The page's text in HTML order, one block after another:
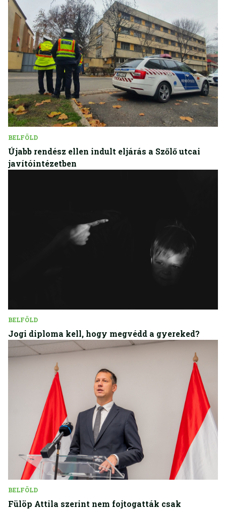
BELFÖLD
Újabb rendész ellen indult eljárás a Szőlő utcai
javítóintézetben
BELFÖLD
Jogi diploma kell, hogy megvédd a gyereked?
BELFÖLD
Fülöp Attila szerint nem fojtogatták csak